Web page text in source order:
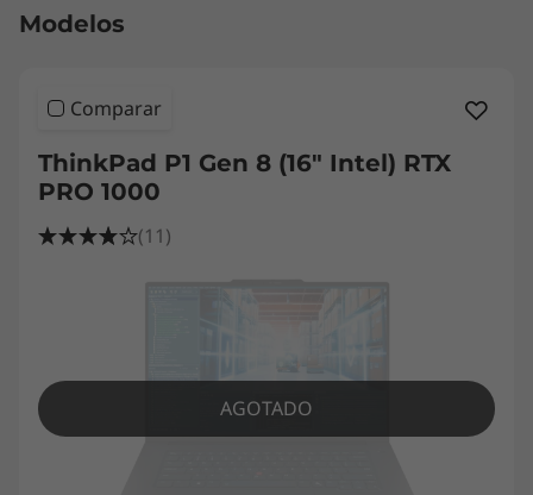
Modelos
Comparar
ThinkPad P1 Gen 8 (16" Intel) RTX
PRO 1000
(11)
AGOTADO